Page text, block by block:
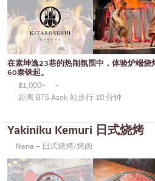
在素坤逸23巷的热闹氛围中，体验炉端
60泰铢起。
฿1,000~
-
距离 BTS Asok 站步行 10 分钟
Yakiniku Kemuri 日式烧烤
Nana – 日式烧烤/烤肉